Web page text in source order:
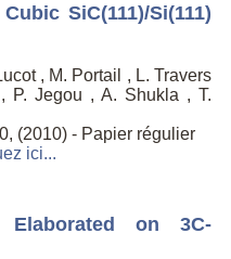
SiC(111)/Si(111)
, M. Portail , L. Travers
P. Jegou , A. Shukla , T.
(2010) - Papier régulier
ici...
Elaborated on 3C-